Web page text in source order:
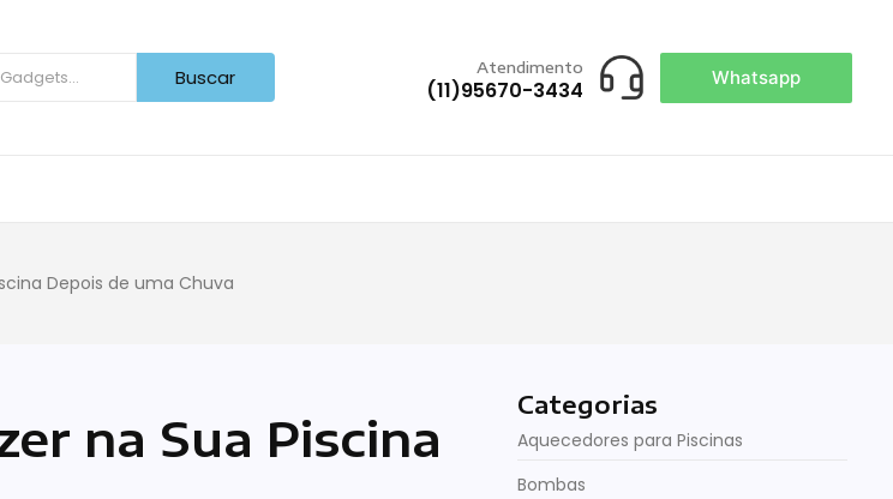
Buscar Atendimento
(11)95670-3434 Whatsapp
Depois de uma Chuva
na Sua Piscina
Categorias
Aquecedores para Piscinas
Bombas